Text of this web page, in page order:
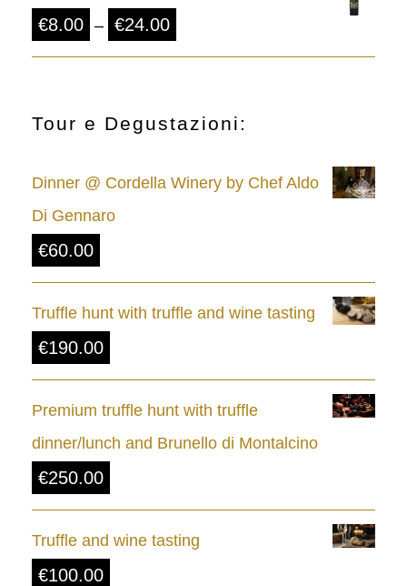
€8.00 – €24.00
r
c
r
g
e
€
8
.
0
t
Tour e Degustazioni:
Dinner @ Cordella Winery by Chef Aldo
Di Gennaro
€60.00
Truffle hunt with truffle and wine tasting
€190.00
Premium truffle hunt with truffle
dinner/lunch and Brunello di Montalcino
€250.00
Truffle and wine tasting
€100.00